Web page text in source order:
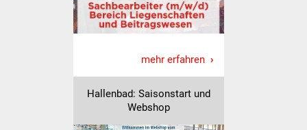
Wohnen
Baugrundstücke
Wirtschaft
mehr erfahren
Hallenbad: Saisonstart und
Webshop